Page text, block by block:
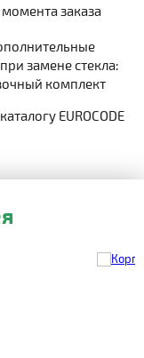
заказа
замене стекла:
комплект
EUROCODE